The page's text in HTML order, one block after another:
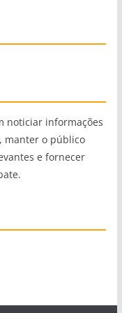
noticiar informações
manter o público
e fornecer